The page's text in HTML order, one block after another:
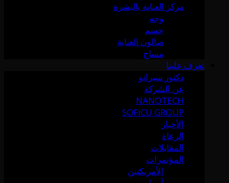
مركز العناية بالبشرة
وجه
جسم
صالون العناية
مساج
تعرف علينا
دكتور سيرانو
عن الشركة
NANOTECH
SOFICU GROUP
الأخبار
الرعاة
المقابلات
المؤتمرات
الأمريكتين